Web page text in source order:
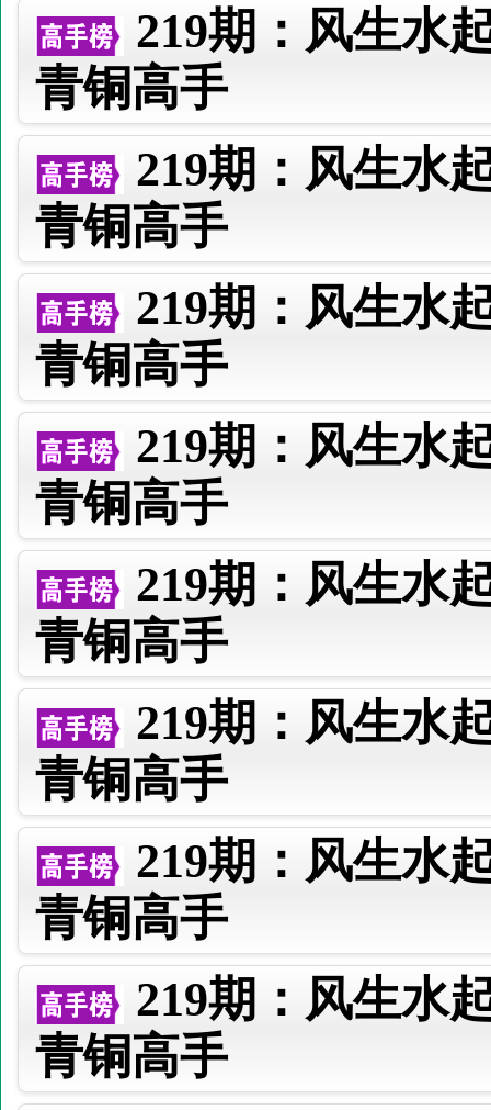
219期：风生水
青铜高手
219期：风生水
青铜高手
219期：风生水
青铜高手
219期：风生水
青铜高手
219期：风生水
青铜高手
219期：风生水
青铜高手
219期：风生水
青铜高手
219期：风生水
青铜高手